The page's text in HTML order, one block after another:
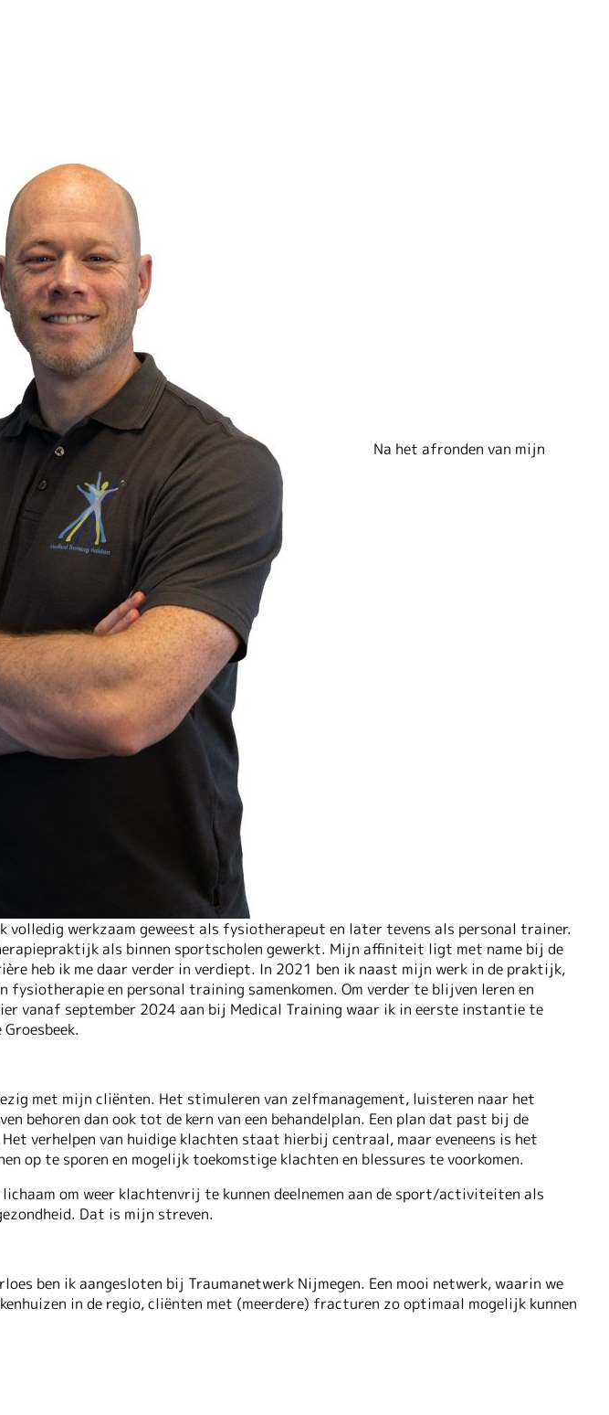
Na het afronden van mijn
werkzaam geweest als fysiotherapeut en later tevens als personal trainer.
als binnen sportscholen gewerkt. Mijn affiniteit ligt met name bij de
heb ik me daar verder in verdiept. In 2021 ben ik naast mijn werk in de praktijk,
fysiotherapie en personal training samenkomen. Om verder te blijven leren en
vanaf september 2024 aan bij Medical Training waar ik in eerste instantie te
met mijn cliënten. Het stimuleren van zelfmanagement, luisteren naar het
behoren dan ook tot de kern van een behandelplan. Een plan dat past bij de
verhelpen van huidige klachten staat hierbij centraal, maar eveneens is het
op te sporen en mogelijk toekomstige klachten en blessures te voorkomen.
lichaam om weer klachtenvrij te kunnen deelnemen aan de sport/activiteiten als
Dat is mijn streven.
ben ik aangesloten bij Traumanetwerk Nijmegen. Een mooi netwerk, waarin we
in de regio, cliënten met (meerdere) fracturen zo optimaal mogelijk kunnen